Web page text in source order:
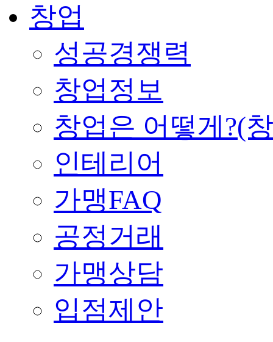
창업
성공경쟁력
창업정보
창업은 어떻게?(
인테리어
가맹FAQ
공정거래
가맹상담
입점제안